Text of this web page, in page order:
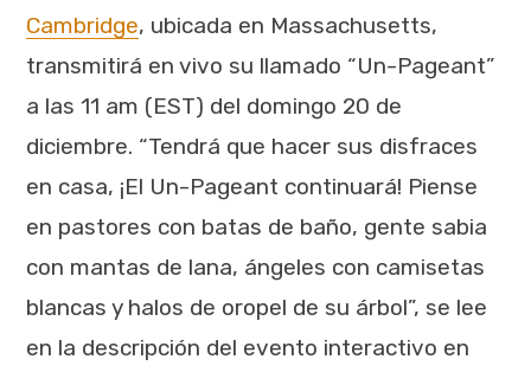
Cambridge, ubicada en Massachusetts,
transmitirá en vivo su llamado “Un-Pageant”
a las 11 am (EST) del domingo 20 de
diciembre. “Tendrá que hacer sus disfraces
en casa, ¡El Un-Pageant continuará! Piense
en pastores con batas de baño, gente sabia
con mantas de lana, ángeles con camisetas
blancas y halos de oropel de su árbol”, se lee
en la descripción del evento interactivo en